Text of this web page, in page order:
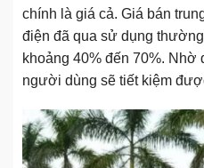
chính là giá cả. Giá bán
điện đã qua sử dụng
khoảng 40% đến 70%. Nhờ
người dùng sẽ tiết kiệm